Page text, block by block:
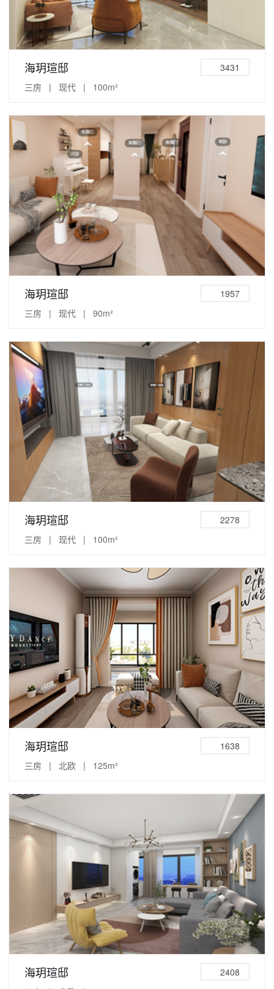
海玥瑄邸
3431
三房 | 现代 | 100m²
海玥瑄邸
1957
三房 | 现代 | 90m²
海玥瑄邸
2278
三房 | 现代 | 100m²
海玥瑄邸
1638
三房 | 北欧 | 125m²
海玥瑄邸
2408